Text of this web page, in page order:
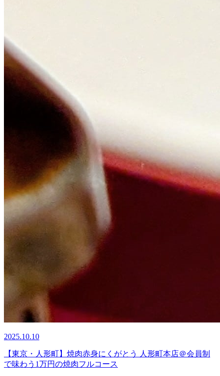
2025.10.10
【東京・人形町】焼肉赤身にくがとう 人形町本店＠会員制
で味わう1万円の焼肉フルコース